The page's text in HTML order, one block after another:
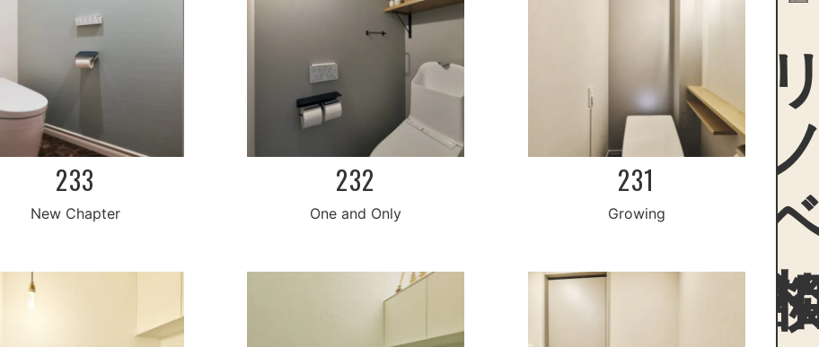
233
New Chapter
232
One and Only
231
Growing リ